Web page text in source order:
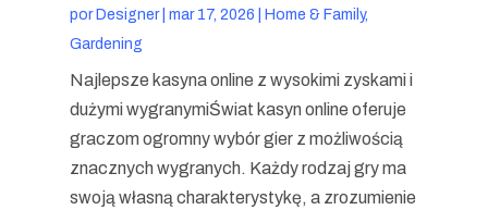
porDesigner| mar 17, 2026
Home & Family,
Gardening
Najlepsze kasyna online z wysokimi zyskami i
dużymi wygranymiŚwiat kasyn online oferuje
graczom ogromny wybór gier z możliwością
znacznych wygranych. Każdy rodzaj gry ma
swoją własną charakterystykę, a zrozumienie